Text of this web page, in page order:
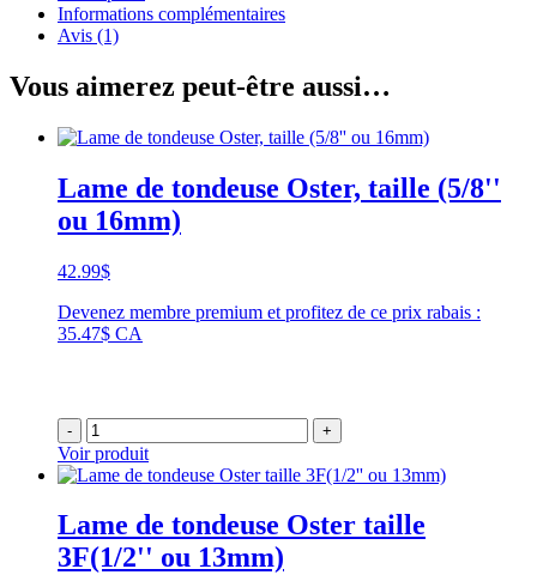
Informations complémentaires
Avis (1)
Vous aimerez peut-être aussi…
Lame de tondeuse Oster, taille (5/8''
ou 16mm)
42.99$
Devenez membre premium et profitez de ce prix rabais :
35.47$ CA
- +
Voir produit
Lame de tondeuse Oster taille
3F(1/2'' ou 13mm)